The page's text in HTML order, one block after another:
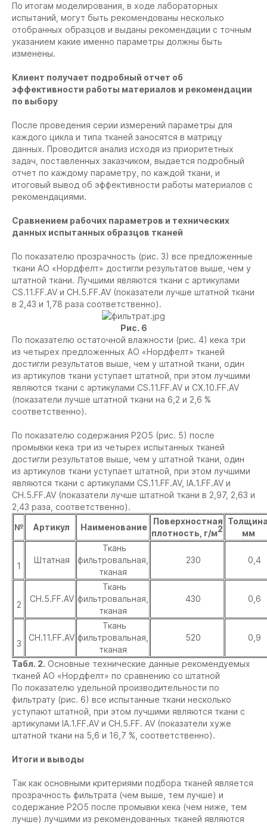
По итогам моделирования, в ходе лабораторных
испытаний, могут быть рекомендованы несколько
отобранных образцов и выданы рекомендации с точным
указанием какие именно параметры должны быть
изменены.
Клиент получает подробный отчет об
эффективности работы материалов и рекомендации
по выбору
После проведения серии измерений параметры для
каждого цикла и типа тканей заносятся в матрицу
данных. Проводится анализ исходя из приоритетных
задач, поставленных заказчиком, выдается подробный
отчет по каждому параметру, по каждой ткани, и
итоговый вывод об эффективности работы материалов с
рекомендациями.
Cравнением рабочих параметров и технических
данных испытанных образцов тканей
По показателю прозрачность (рис. 3) все предложенные
ткани АО «Нордфелт» достигли результатов выше, чем у
штатной ткани. Лучшими являются ткани с артикулами
CS.11.FF.AV и CH.5.FF.AV (показатели лучше штатной ткани
в 2,43 и 1,78 раза соответственно).
Рис. 6
По показателю остаточной влажности (рис. 4) кека три
из четырех предложенных АО «Нордфелт» тканей
достигли результатов выше, чем у штатной ткани, один
из артикулов ткани уступает штатной, при этом лучшими
являются ткани с артикулами CS.11.FF.AV и CX.10.FF.AV
(показатели лучше штатной ткани на 6,2 и 2,6 %
соответственно).
По показателю содержания Р2О5 (рис. 5) после
промывки кека три из четырех испытанных тканей
достигли результатов выше, чем у штатной ткани, один
из артикулов ткани уступает штатной, при этом лучшими
являются ткани с артикулами CS.11.FF.AV, IA.1.FF.AV и
CH.5.FF.AV (показатели лучше штатной ткани в 2,97, 2,63 и
2,43 раза, соответственно).
№
Артикул Наименование
Поверхностная
плотность, г/м2
мм
1
Штатная
Ткань
фильтровальная,
тканая
230 0,4
2
CH.5.FF.AV
Ткань
фильтровальная,
тканая
430 0,6
3
CH.11.FF.AV
Ткань
фильтровальная,
тканая
520 0,9
Табл. 2. Основные технические данные рекомендуемых
тканей АО «Нордфелт» по сравнению со штатной
По показателю удельной производительности по
фильтрату (рис. 6) все испытанные ткани несколько
уступают штатной, при этом лучшими являются ткани с
артикулами IA.1.FF.AV и CH.5.FF. AV (показатели хуже
штатной ткани на 5,6 и 16,7 %, соответственно).
Итоги и выводы
Так как основными критериями подбора тканей является
прозрачность фильтрата (чем выше, тем лучше) и
содержание Р2О5 после промывки кека (чем ниже, тем
лучше) лучшими из рекомендованных тканей являются